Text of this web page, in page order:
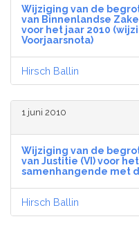
Wijziging van de
van Binnenlandse
voor het jaar 2010
Voorjaarsnota)
Hirsch Ballin
1 juni 2010
Wijziging van de
van Justitie (VI) voor
samenhangende met
Hirsch Ballin